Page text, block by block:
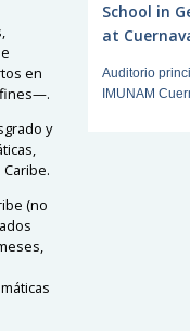
en
y
(no
School in
at
Auditorio
IMUNAM